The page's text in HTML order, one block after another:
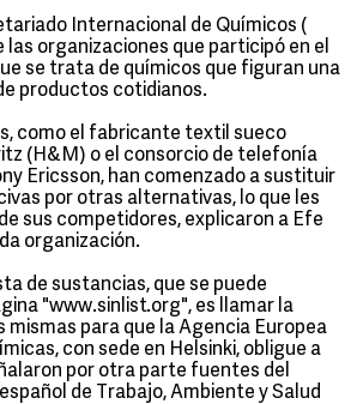
Internacional de Químicos (
las organizaciones que participó en el
se trata de químicos que figuran una
productos cotidianos.
como el fabricante textil sueco
(H&M) o el consorcio de telefonía
Ericsson, han comenzado a sustituir
por otras alternativas, lo que les
sus competidores, explicaron a Efe
organización.
de sustancias, que se puede
"www.sinlist.org", es llamar la
mismas para que la Agencia Europea
con sede en Helsinki, obligue a
por otra parte fuentes del
de Trabajo, Ambiente y Salud